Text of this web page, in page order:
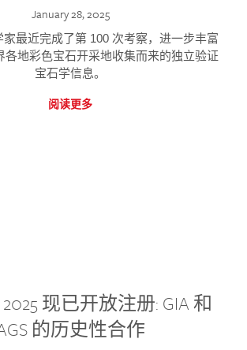
January 28, 2025
家最近完成了第 100 次考察，进一步丰富
各地彩色宝石开采地收集而来的独立验证
宝石学信息。
阅读更多
2025 现已开放注册: GIA 和
的历史性合作